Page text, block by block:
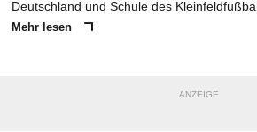
Deutschland und Schule des
Mehr lesen
ANZEIGE